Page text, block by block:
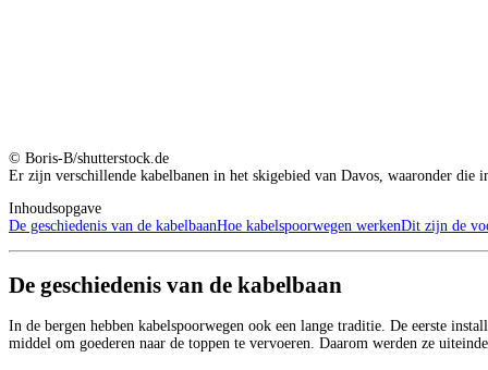
© Boris-B/shutterstock.de
Er zijn verschillende kabelbanen in het skigebied van Davos, waaronder die
Inhoudsopgave
De geschiedenis van de kabelbaanHoe kabelspoorwegen werkenDit zijn de
De geschiedenis van de kabelbaan
In de bergen hebben kabelspoorwegen ook een lange traditie. De eerste
middel om goederen naar de toppen te vervoeren. Daarom werden ze